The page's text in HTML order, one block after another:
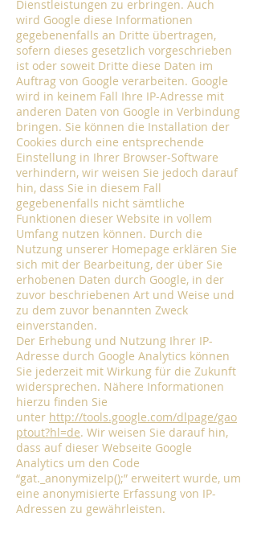
Dienstleistungen zu erbringen. Auch
wird Google diese Informationen
gegebenenfalls an Dritte übertragen,
sofern dieses gesetzlich vorgeschrieben
ist oder soweit Dritte diese Daten im
Auftrag von Google verarbeiten. Google
wird in keinem Fall Ihre IP-Adresse mit
anderen Daten von Google in Verbindung
bringen. Sie können die Installation der
Cookies durch eine entsprechende
Einstellung in Ihrer Browser-Software
verhindern, wir weisen Sie jedoch darauf
hin, dass Sie in diesem Fall
gegebenenfalls nicht sämtliche
Funktionen dieser Website in vollem
Umfang nutzen können. Durch die
Nutzung unserer Homepage erklären Sie
sich mit der Bearbeitung, der über Sie
erhobenen Daten durch Google, in der
zuvor beschriebenen Art und Weise und
zu dem zuvor benannten Zweck
einverstanden.
Der Erhebung und Nutzung Ihrer IP-
Adresse durch Google Analytics können
Sie jederzeit mit Wirkung für die Zukunft
widersprechen. Nähere Informationen
hierzu finden Sie
unter http://tools.google.com/dlpage/gao
ptout?hl=de. Wir weisen Sie darauf hin,
dass auf dieser Webseite Google
Analytics um den Code
“gat._anonymizeIp();” erweitert wurde, um
eine anonymisierte Erfassung von IP-
Adressen zu gewährleisten.